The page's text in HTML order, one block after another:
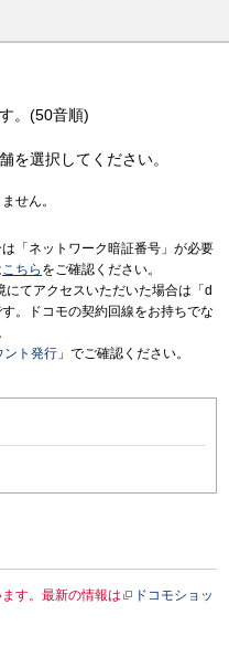
。(50音順)
を選択してください。
せん。
「ネットワーク暗証番号」が必要
こちら をご確認ください。
てアクセスいただいた場合は「d
。ドコモの契約回線をお持ちでな
ント発行 」でご確認ください。
す。最新の情報は
ドコモショッ